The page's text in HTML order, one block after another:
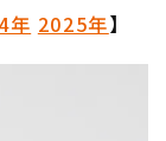
年 2025年】